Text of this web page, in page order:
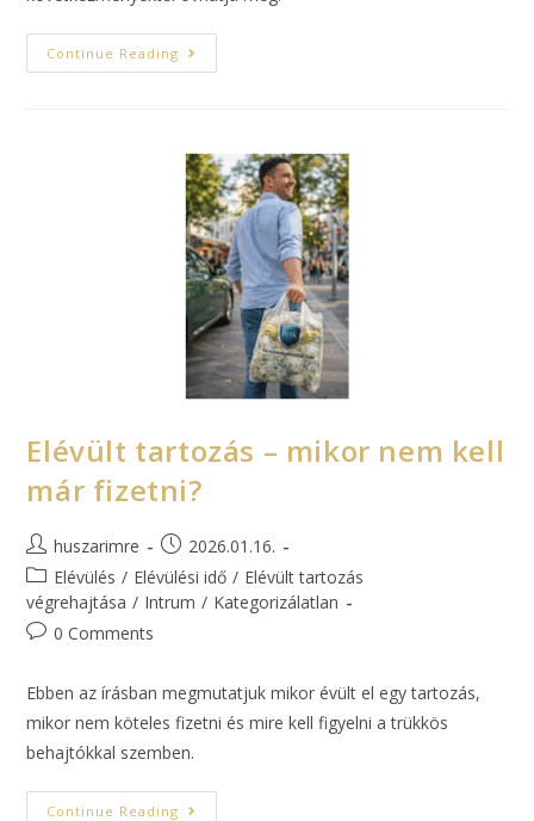
Continue Reading
Elévült tartozás – mikor nem kell
már fizetni?
huszarimre
2026.01.16.
Elévülés / Elévülési idő / Elévült tartozás
végrehajtása / Intrum / Kategorizálatlan
0 Comments
Ebben az írásban megmutatjuk mikor évült el egy tartozás,
mikor nem köteles fizetni és mire kell figyelni a trükkös
behajtókkal szemben.
Continue Reading